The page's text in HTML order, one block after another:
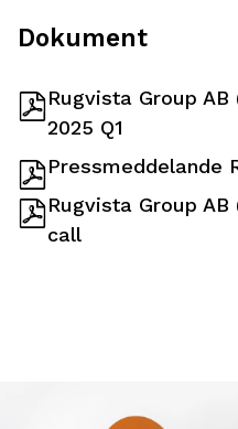
Dokument
Rugvista Group
2025 Q1
Pressmeddelande
Rugvista Group
call